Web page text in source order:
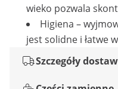
wieko pozwala
Higiena –
jest solidne i łatwe
Szczegóły